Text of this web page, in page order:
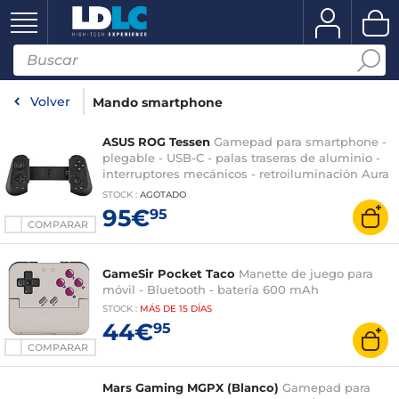
Volver Mando smartphone
COMPARAR
ASUS ROG Tessen Gamepad para smartphone -
plegable - USB-C - palas traseras de aluminio -
interruptores mecánicos - retroiluminación Aura
RGB
STOCK : AGOTADO
95€95
COMPARAR
GameSir Pocket Taco Manette de juego para
móvil - Bluetooth - batería 600 mAh
STOCK : MÁS DE 15 DÍAS
44€95
Mars Gaming MGPX (Blanco) Gamepad para